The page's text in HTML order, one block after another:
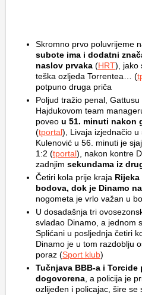
Skromno prvo poluvrijeme
subote ima i dodatni
naslov prvaka (HRT), jako
teška ozljeda Torrentea… (
potpuno druga priča
Poljud tražio penal,
Hajdukovom team
poveo u 51. minuti nakon
(tportal), Livaja izjednačio u
Kulenović u 56. minuti je
1:2 (tportal), nakon kontre
zadnjim sekundama iz
Četiri kola prije kraja
bodova, dok je Dinamo
nogometa je vrlo važan u
U dosadašnja tri
svladao Dinamo, a jednom
Splićani u posljednja četiri
Dinamo je u tom razdoblju
poraz (Sport klub)
Tučnjava BBB-a i Torcide
dogovorena , a policija je
ozlijeđen i policajac, šire se